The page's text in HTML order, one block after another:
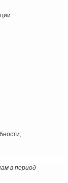
в период